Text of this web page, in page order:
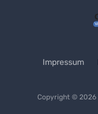
Impressum
Copyright © 2026